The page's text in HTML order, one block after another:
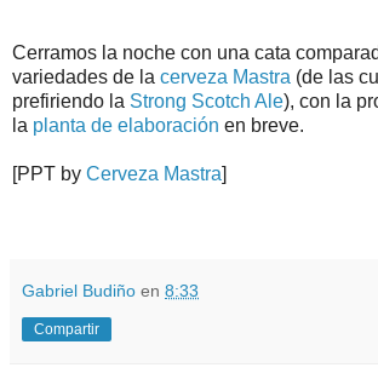
Cerramos la noche con una cata
variedades de la cerveza Mastra (de las
prefiriendo la Strong Scotch Ale), con la
la planta de elaboración en breve.
[PPT by Cerveza Mastra]
Gabriel Budiño en 8:33
Compartir